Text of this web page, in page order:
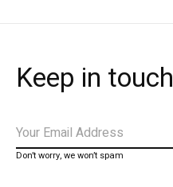
Keep in touch
Don’t worry, we won’t spam